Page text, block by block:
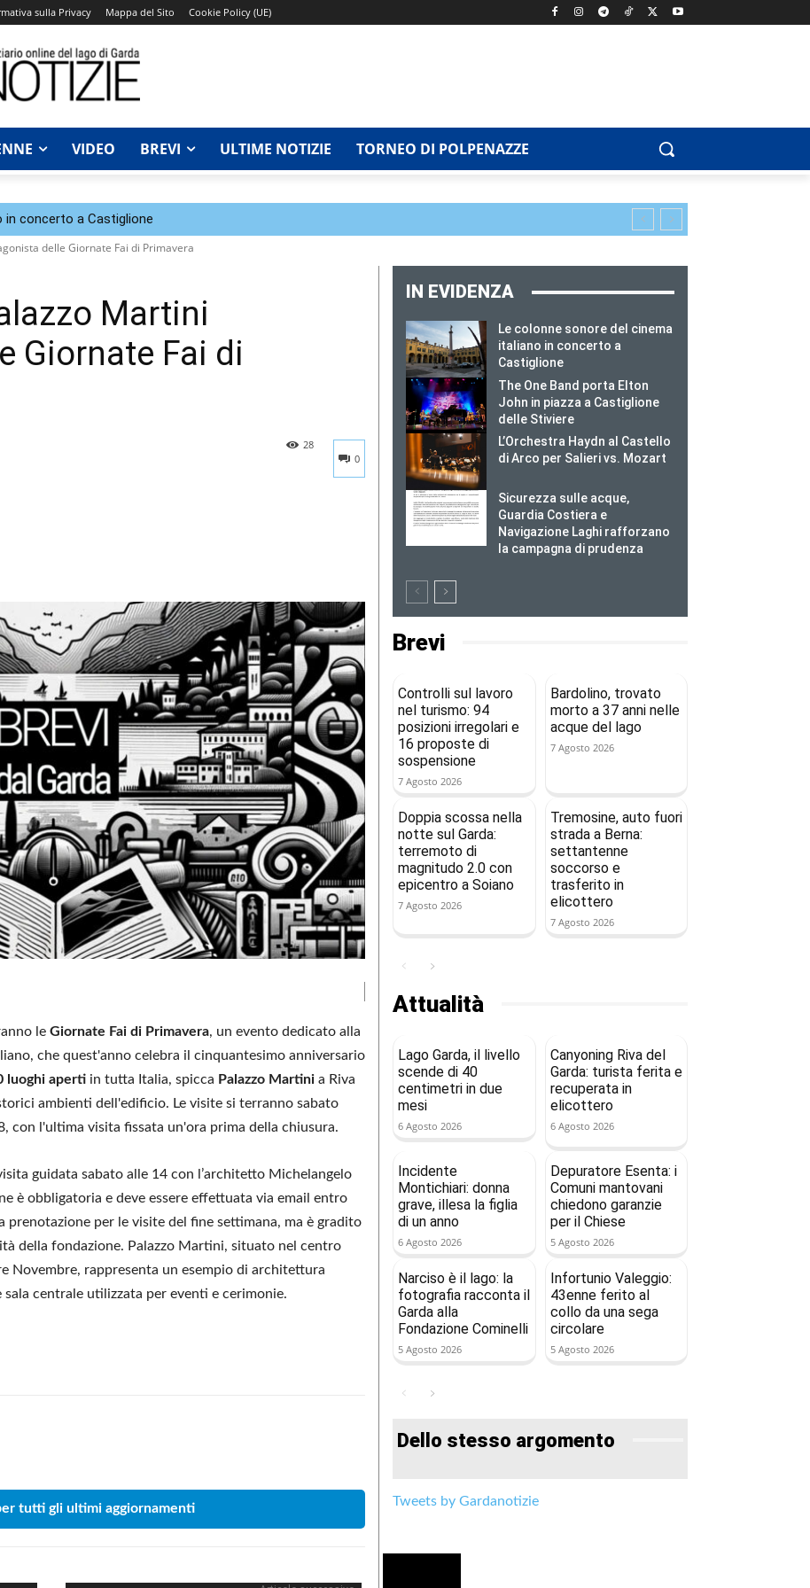
sulla Privacy Mappa del Sito Cookie Policy (UE)
VIDEO BREVI ULTIME NOTIZIE TORNEO DI POLPENAZZE
in concerto a Castiglione
delle Giornate Fai di Primavera
Martini
Giornate Fai di
0
28
le Giornate Fai di Primavera, un evento dedicato alla
che quest'anno celebra il cinquantesimo anniversario
luoghi aperti in tutta Italia, spicca Palazzo Martini a Riva
ambienti dell'edificio. Le visite si terranno sabato
con l'ultima visita fissata un'ora prima della chiusura.
guidata sabato alle 14 con l’architetto Michelangelo
è obbligatoria e deve essere effettuata via email entro
prenotazione per le visite del fine settimana, ma è gradito
della fondazione. Palazzo Martini, situato nel centro
Novembre, rappresenta un esempio di architettura
centrale utilizzata per eventi e cerimonie.
tutti gli ultimi aggiornamenti
IN EVIDENZA
Le colonne sonore del cinema
italiano in concerto a
Castiglione
The One Band porta Elton
John in piazza a Castiglione
delle Stiviere
L’Orchestra Haydn al Castello
di Arco per Salieri vs. Mozart
Sicurezza sulle acque,
Guardia Costiera e
Navigazione Laghi rafforzano
la campagna di prudenza
Brevi
Controlli sul lavoro
nel turismo: 94
posizioni irregolari e
16 proposte di
sospensione
7 Agosto 2026
Bardolino, trovato
morto a 37 anni nelle
acque del lago
7 Agosto 2026
Doppia scossa nella
notte sul Garda:
terremoto di
magnitudo 2.0 con
epicentro a Soiano
7 Agosto 2026
Tremosine, auto fuori
strada a Berna:
settantenne
soccorso e
trasferito in
elicottero
7 Agosto 2026
Attualità
Lago Garda, il livello
scende di 40
centimetri in due
mesi
6 Agosto 2026
Canyoning Riva del
Garda: turista ferita e
recuperata in
elicottero
6 Agosto 2026
Incidente
Montichiari: donna
grave, illesa la figlia
di un anno
6 Agosto 2026
Depuratore Esenta: i
Comuni mantovani
chiedono garanzie
per il Chiese
5 Agosto 2026
Narciso è il lago: la
fotografia racconta il
Garda alla
Fondazione Cominelli
5 Agosto 2026
Infortunio Valeggio:
43enne ferito al
collo da una sega
circolare
5 Agosto 2026
Dello stesso argomento
Tweets by Gardanotizie